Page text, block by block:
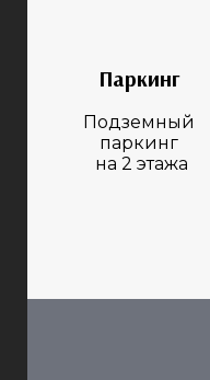
Паркинг
Подземный
паркинг
на 2 этажа